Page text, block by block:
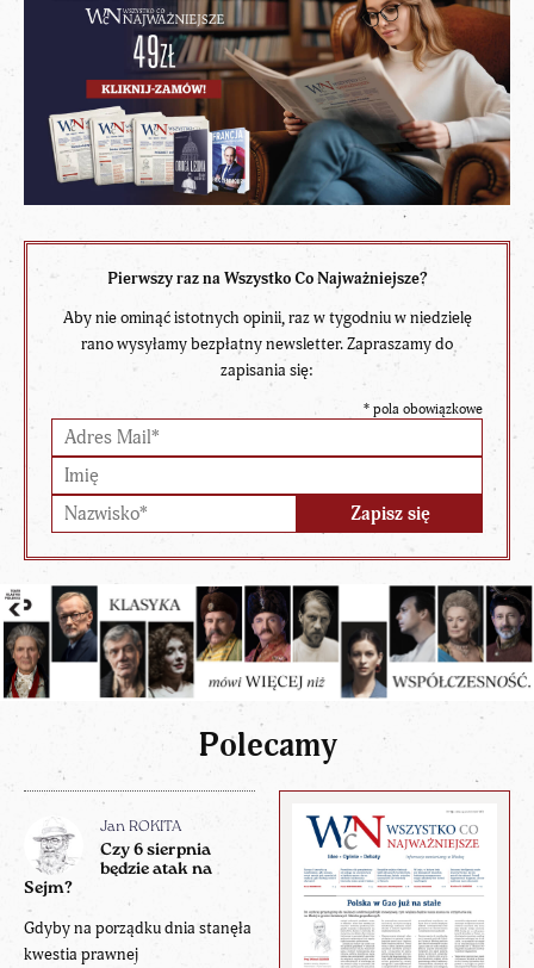
Pierwszy raz na Wszystko Co Najważniejsze?
Aby nie ominąć istotnych opinii, raz w tygodniu w niedzielę
rano wysyłamy bezpłatny newsletter. Zapraszamy do
zapisania się:
* pola obowiązkowe
Polecamy
Jan ROKITA
Czy 6 sierpnia
będzie atak na
Sejm?
Gdyby na porządku dnia stanęła
kwestia prawnej